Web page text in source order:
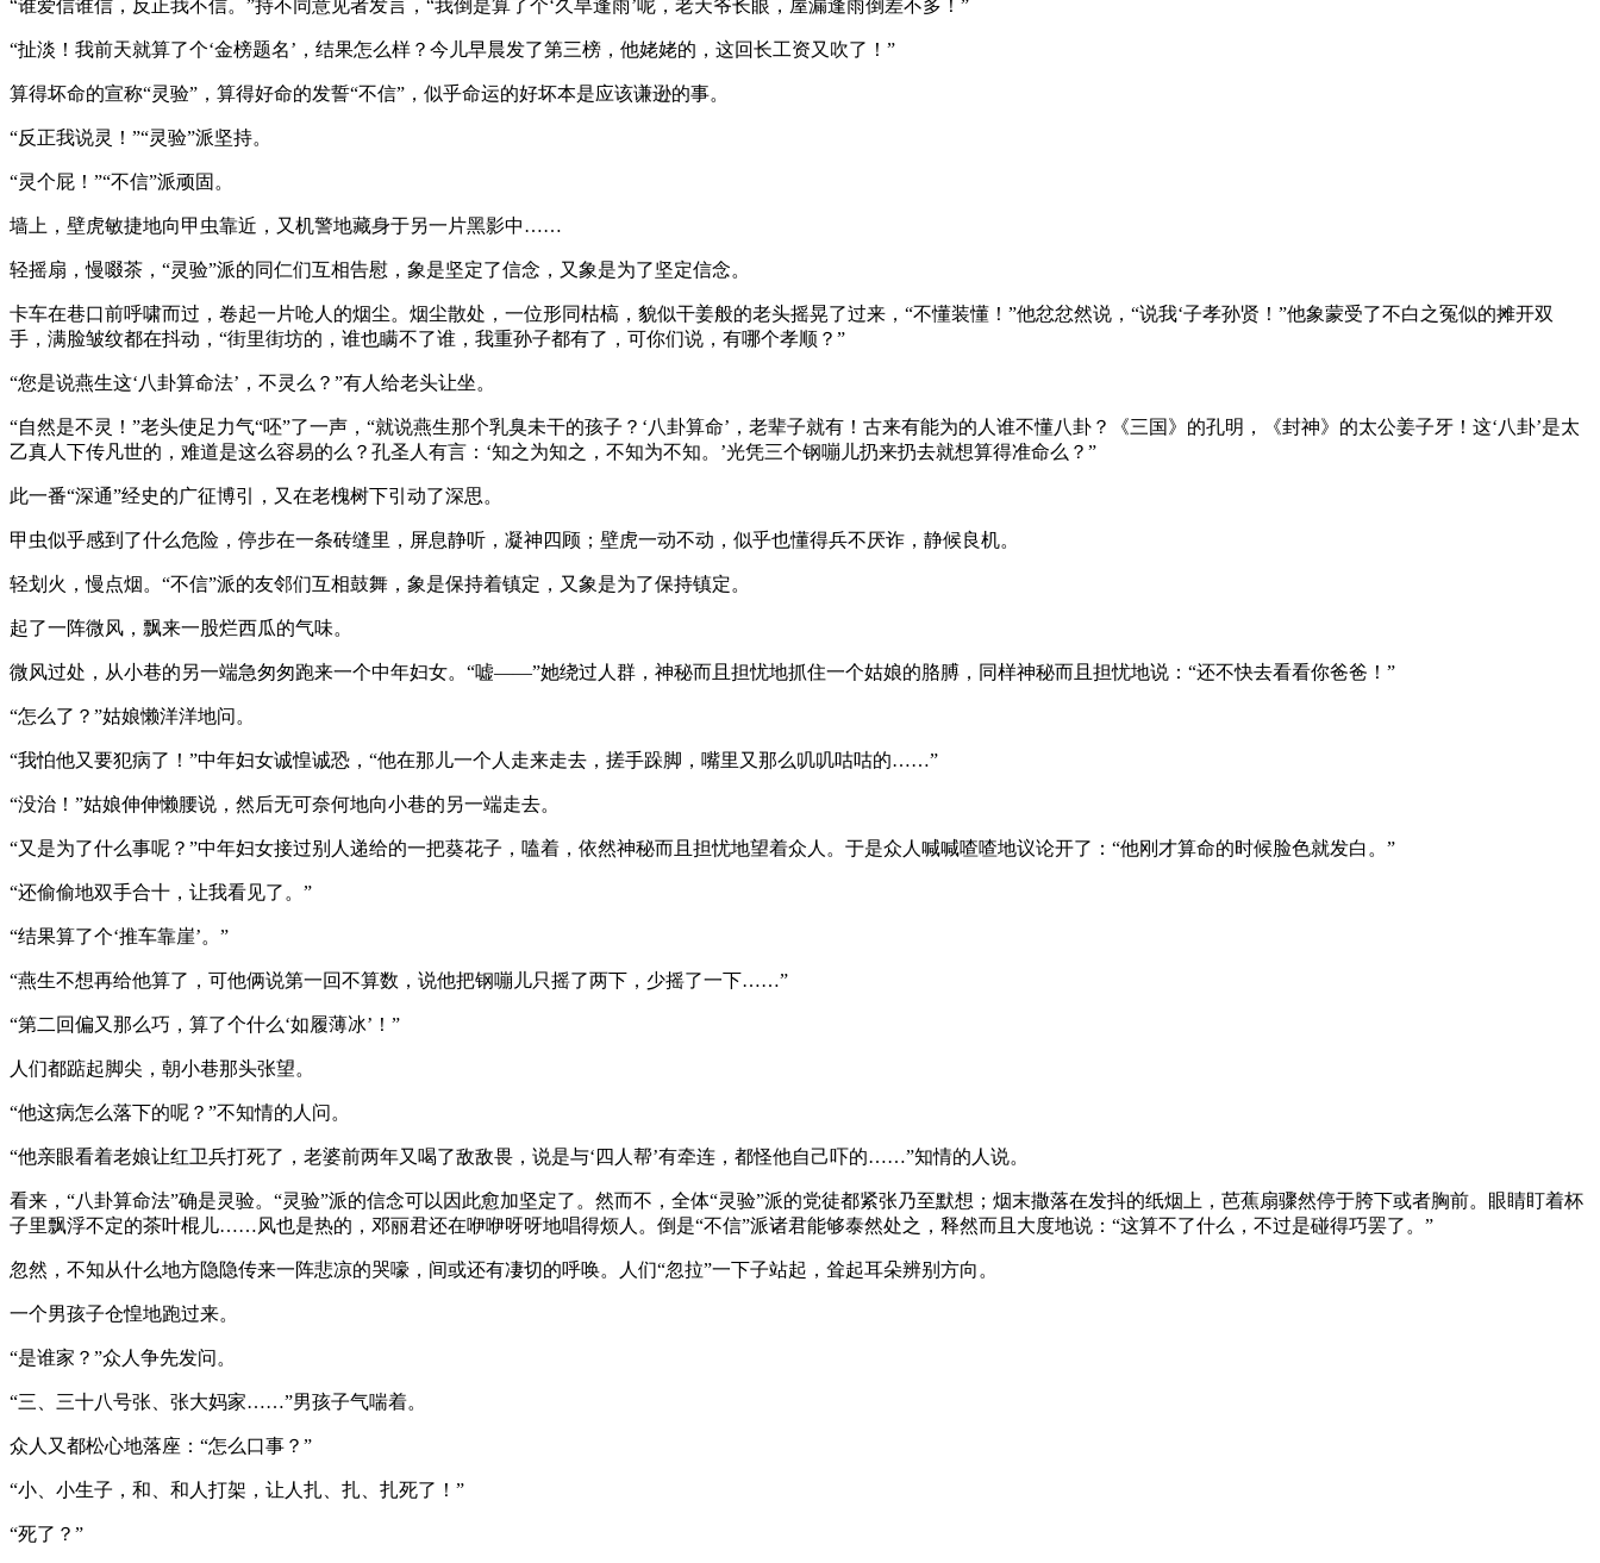
“谁爱信谁信，反正我不信。”持不同意见者发言，“我倒是算了个‘久旱逢雨’呢，老天爷长眼，屋漏逢雨倒差不多！”
“扯淡！我前天就算了个‘金榜题名’，结果怎么样？今儿早晨发了第三榜，他姥姥的，这回长工资又吹了！”
算得坏命的宣称“灵验”，算得好命的发誓“不信”，似乎命运的好坏本是应该谦逊的事。
“反正我说灵！”“灵验”派坚持。
“灵个屁！”“不信”派顽固。
墙上，壁虎敏捷地向甲虫靠近，又机警地藏身于另一片黑影中……
轻摇扇，慢啜茶，“灵验”派的同仁们互相告慰，象是坚定了信念，又象是为了坚定信念。
卡车在巷口前呼啸而过，卷起一片呛人的烟尘。烟尘散处，一位形同枯槁，貌似干姜般的老头摇晃了过来，“不懂装懂！”他忿忿然说，“说我‘子孝孙贤！”他象蒙受了不白之冤似的摊开双
手，满脸皱纹都在抖动，“街里街坊的，谁也瞒不了谁，我重孙子都有了，可你们说，有哪个孝顺？”
“您是说燕生这‘八卦算命法’，不灵么？”有人给老头让坐。
“自然是不灵！”老头使足力气“呸”了一声，“就说燕生那个乳臭未干的孩子？‘八卦算命’，老辈子就有！古来有能为的人谁不懂八卦？《三国》的孔明，《封神》的太公姜子牙！这‘八卦’是太
乙真人下传凡世的，难道是这么容易的么？孔圣人有言：‘知之为知之，不知为不知。’光凭三个钢嘣儿扔来扔去就想算得准命么？”
此一番“深通”经史的广征博引，又在老槐树下引动了深思。
甲虫似乎感到了什么危险，停步在一条砖缝里，屏息静听，凝神四顾；壁虎一动不动，似乎也懂得兵不厌诈，静候良机。
轻划火，慢点烟。“不信”派的友邻们互相鼓舞，象是保持着镇定，又象是为了保持镇定。
起了一阵微风，飘来一股烂西瓜的气味。
微风过处，从小巷的另一端急匆匆跑来一个中年妇女。“嘘——”她绕过人群，神秘而且担忧地抓住一个姑娘的胳膊，同样神秘而且担忧地说：“还不快去看看你爸爸！”
“怎么了？”姑娘懒洋洋地问。
“我怕他又要犯病了！”中年妇女诚惶诚恐，“他在那儿一个人走来走去，搓手跺脚，嘴里又那么叽叽咕咕的……”
“没治！”姑娘伸伸懒腰说，然后无可奈何地向小巷的另一端走去。
“又是为了什么事呢？”中年妇女接过别人递给的一把葵花子，嗑着，依然神秘而且担忧地望着众人。于是众人喊喊喳喳地议论开了：“他刚才算命的时候脸色就发白。”
“还偷偷地双手合十，让我看见了。”
“结果算了个‘推车靠崖’。”
“燕生不想再给他算了，可他俩说第一回不算数，说他把钢嘣儿只摇了两下，少摇了一下……”
“第二回偏又那么巧，算了个什么‘如履薄冰’！”
人们都踮起脚尖，朝小巷那头张望。
“他这病怎么落下的呢？”不知情的人问。
“他亲眼看着老娘让红卫兵打死了，老婆前两年又喝了敌敌畏，说是与‘四人帮’有牵连，都怪他自己吓的……”知情的人说。
看来，“八卦算命法”确是灵验。“灵验”派的信念可以因此愈加坚定了。然而不，全体“灵验”派的党徒都紧张乃至默想；烟末撒落在发抖的纸烟上，芭蕉扇骤然停于胯下或者胸前。眼睛盯着杯
子里飘浮不定的茶叶棍儿……风也是热的，邓丽君还在咿咿呀呀地唱得烦人。倒是“不信”派诸君能够泰然处之，释然而且大度地说：“这算不了什么，不过是碰得巧罢了。”
忽然，不知从什么地方隐隐传来一阵悲凉的哭嚎，间或还有凄切的呼唤。人们“忽拉”一下子站起，耸起耳朵辨别方向。
一个男孩子仓惶地跑过来。
“是谁家？”众人争先发问。
“三、三十八号张、张大妈家……”男孩子气喘着。
众人又都松心地落座：“怎么口事？”
“小、小生子，和、和人打架，让人扎、扎、扎死了！”
“死了？”